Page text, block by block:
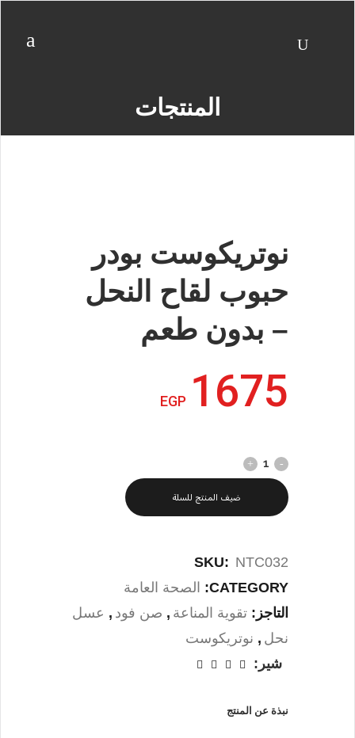
المنتجات
نوتريكوست بودر
حبوب لقاح النحل
– بدون طعم
EGP 1675
ضيف المنتج للسلة
SKU: NTC032
CATEGORY:
الصحة العامة
التاجز: تقوية المناعة , صن فود , عسل
نحل , نوتريكوست
شير:
نبذة عن المنتج